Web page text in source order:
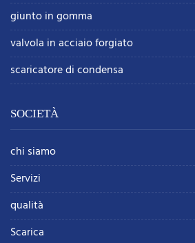
giunto in gomma
valvola in acciaio forgiato
scaricatore di condensa
SOCIETÀ
chi siamo
Servizi
qualità
Scarica